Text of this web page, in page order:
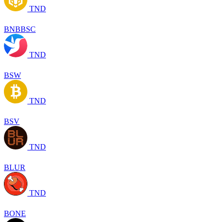
TND
BNBBSC
TND
BSW
TND
BSV
TND
BLUR
TND
BONE